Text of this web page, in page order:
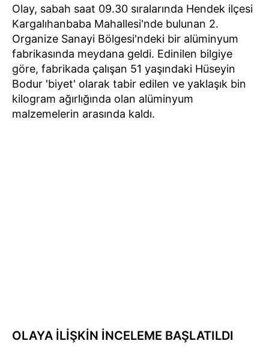
Olay, sabah saat 09.30 sıralarında Hendek ilçesi
Kargalıhanbaba Mahallesi'nde bulunan 2.
Organize Sanayi Bölgesi'ndeki bir alüminyum
fabrikasında meydana geldi. Edinilen bilgiye
göre, fabrikada çalışan 51 yaşındaki Hüseyin
Bodur 'biyet' olarak tabir edilen ve yaklaşık bin
kilogram ağırlığında olan alüminyum
malzemelerin arasında kaldı.
OLAYA İLİŞKİN İNCELEME BAŞLATILDI